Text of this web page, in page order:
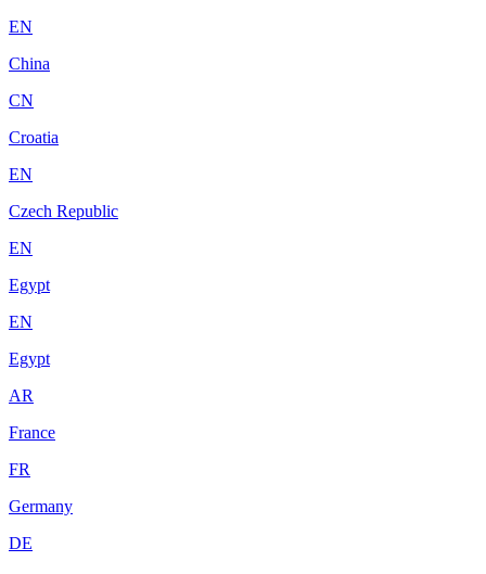
EN
China
CN
Croatia
EN
Czech Republic
EN
Egypt
EN
Egypt
AR
France
FR
Germany
DE